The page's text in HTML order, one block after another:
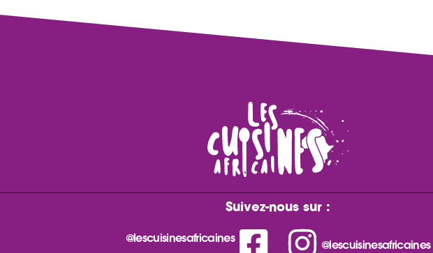
Suivez-nous sur :
@lescuisinesafricaines @lescuisinesafricaines